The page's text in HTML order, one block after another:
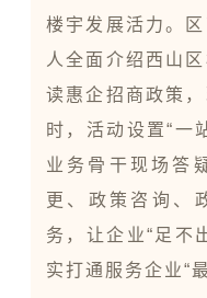
楼宇发展活力。
人全面介绍西山
读惠企招商政策
时，活动设置“一
业务骨干现场答
更、政策咨询、
务，让企业“足不
实打通服务企业“